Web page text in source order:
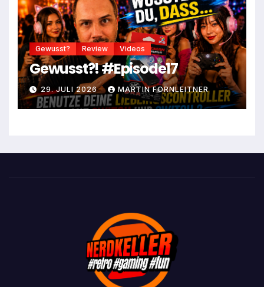
Gewusst? Review Videos
Gewusst?! #Episode17
29. JULI 2026 MARTIN FORNLEITNER